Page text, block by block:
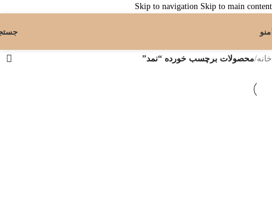
Skip to navigation Skip to main content
منو
خانه/محصولات برچسب خورده “نمد”